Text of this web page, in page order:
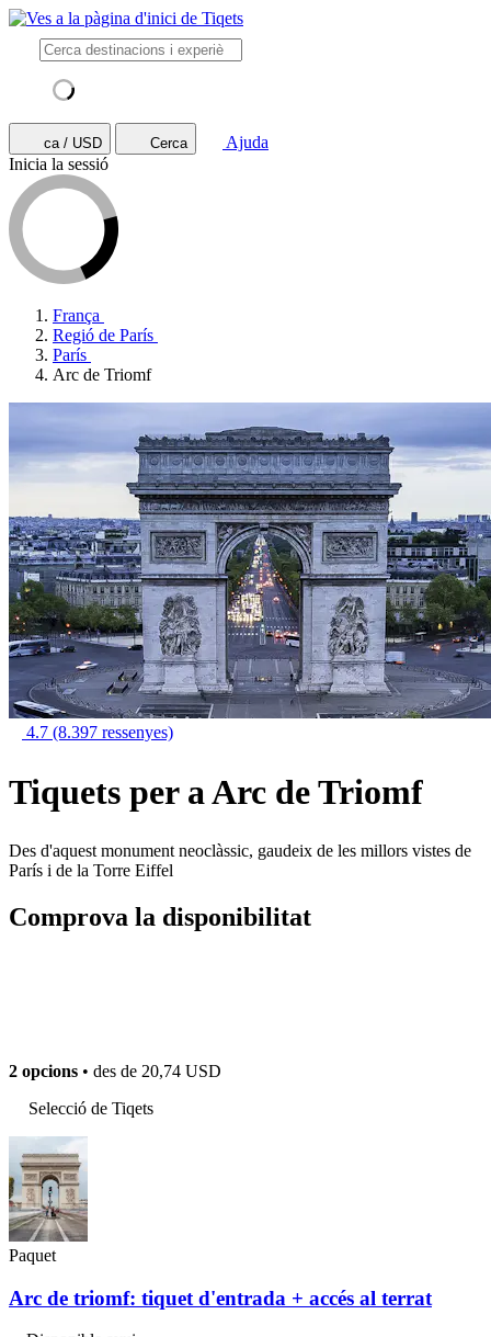
ca / USD Cerca
Ajuda
Inicia la sessió
França
Regió de París
París
Arc de Triomf
4.7 (8.397 ressenyes)
Tiquets per a Arc de Triomf
Des d'aquest monument neoclàssic, gaudeix de les millors vistes de
París i de la Torre Eiffel
Comprova la disponibilitat
2 opcions • des de 20,74 USD
Selecció de Tiqets
Paquet
Arc de triomf: tiquet d'entrada + accés al terrat